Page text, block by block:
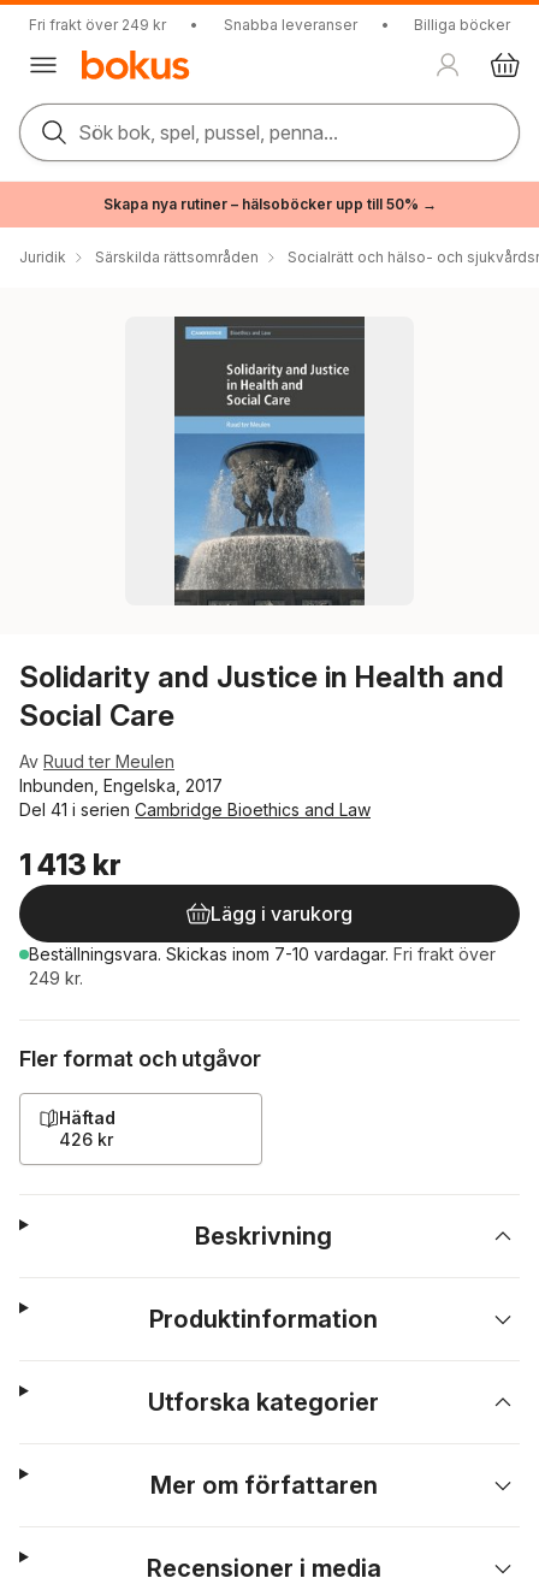
Fri frakt över 249 kr • Snabba leveranser • Billiga böcker
Sök bok, spel, pussel, penna...
Skapa nya rutiner – hälsoböcker upp till 50% →
Juridik Särskilda rättsområden Socialrätt och hälso- och
Solidarity and Justice in Health and
Social Care
Av Ruud ter Meulen
Inbunden, Engelska, 2017
Del 41 i serien Cambridge Bioethics and Law
1 413 kr
Lägg i varukorg
Beställningsvara. Skickas inom 7-10 vardagar. Fri frakt över
249 kr.
Fler format och utgåvor
Häftad
426 kr
Beskrivning
Produktinformation
Utforska kategorier
Mer om författaren
Recensioner i media